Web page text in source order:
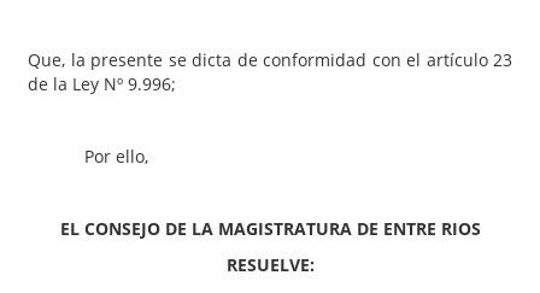
Que, la presente se dicta de conformidad con el artículo 23
de la Ley Nº 9.996;
Por ello,
EL CONSEJO DE LA MAGISTRATURA DE ENTRE RIOS
RESUELVE: